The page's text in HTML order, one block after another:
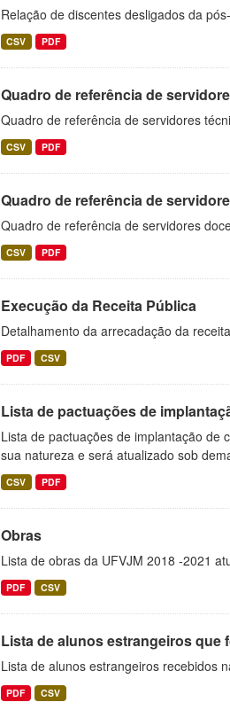
Relação de discentes desligados da
CSV PDF
Quadro de referência de
Quadro de referência de servidores
CSV PDF
Quadro de referência de
Quadro de referência de servidores
CSV PDF
Execução da Receita Pública
Detalhamento da arrecadação da
PDF CSV
Lista de pactuações de
Lista de pactuações de implantação de
sua natureza e será atualizado sob
CSV PDF
Obras
Lista de obras da UFVJM 2018 -2021
PDF CSV
Lista de alunos estrangeiros que
Lista de alunos estrangeiros recebidos
PDF CSV